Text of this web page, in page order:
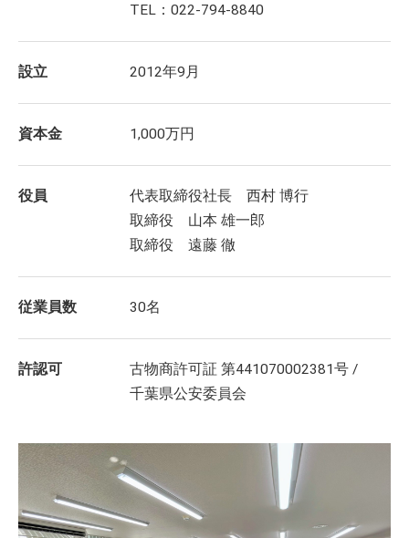
TEL：022-794-8840
設立 2012年9月
資本金 1,000万円
役員
代表取締役社長 西村 博行
取締役 山本 雄一郎
取締役 遠藤 徹
従業員数 30名
許認可
古物商許可証 第441070002381号 /
千葉県公安委員会